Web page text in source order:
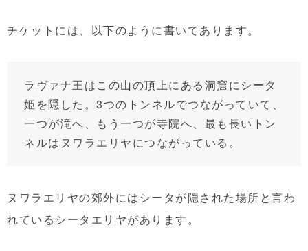
チケットには、以下のように書いてあります。
ラヴァナ王はこの山の頂上にある洞窟にシータ
姫を隠した。3つのトンネルでつながっていて、
一つが滝へ、もう一つが寺院へ、最も長いトン
ネルはヌワラエリヤにつながっている。
ヌワラエリヤの郊外にはシータが隠された場所と言わ
れているシータエリヤがあります。